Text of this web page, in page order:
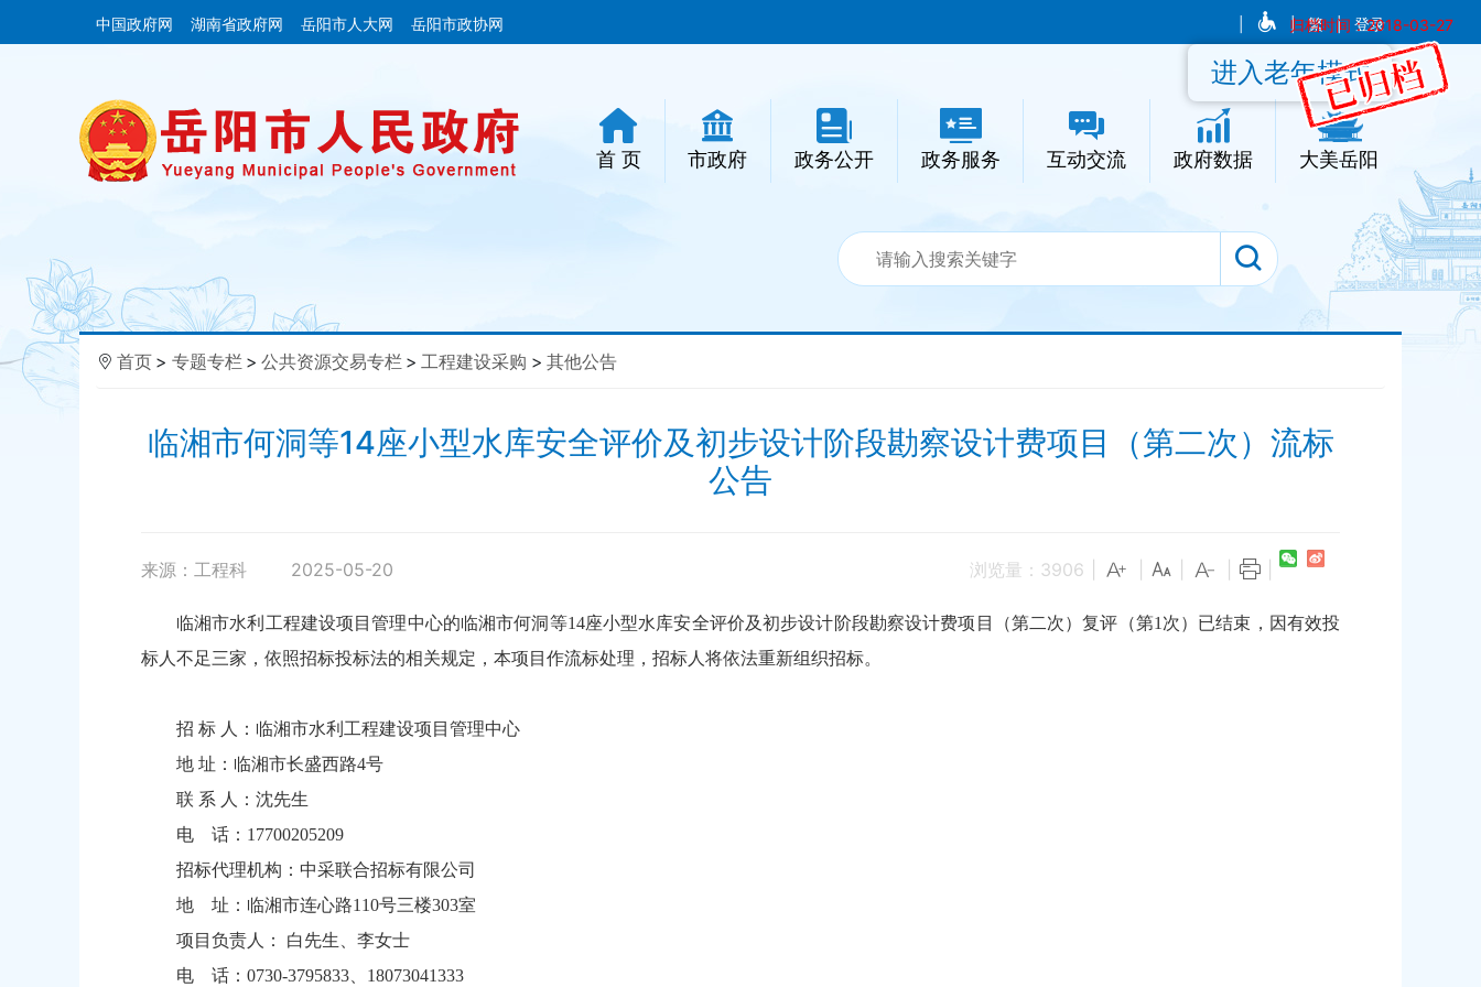
归档时间：2018-03-27
中国政府网 湖南省政府网 岳阳市人大网 岳阳市政协网 |繁| 登录
首 页 市政府 政务公开 政务服务 互动交流 政府数据 大美岳阳
进入老年模式
首页 > 专题专栏 > 公共资源交易专栏 > 工程建设采购 > 其他公告
临湘市何洞等14座小型水库安全评价及初步设计阶段勘察设计费项目（第二次）流标
公告
来源：工程科 2025-05-20 浏览量： 3906
临湘市水利工程建设项目管理中心的临湘市何洞等14座小型水库安全评价及初步设计阶段勘察设计费项目（第二次）复评（第1次）已结束，因有效投
标人不足三家，依照招标投标法的相关规定，本项目作流标处理，招标人将依法重新组织招标。
招 标 人：临湘市水利工程建设项目管理中心
地 址：临湘市长盛西路4号
联 系 人：沈先生
电 话：17700205209
招标代理机构：中采联合招标有限公司
地 址：临湘市连心路110号三楼303室
项目负责人： 白先生、李女士
电 话：0730-3795833、18073041333